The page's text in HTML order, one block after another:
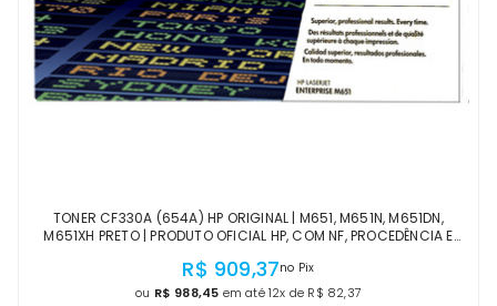
TONER CF330A (654A) HP ORIGINAL | M651, M651N, M651DN,
M651XH PRETO | PRODUTO OFICIAL HP, COM NF, PROCEDÊNCIA E
R$ 909,37no Pix
ou R$ 988,45 em até 12x de R$ 82,37